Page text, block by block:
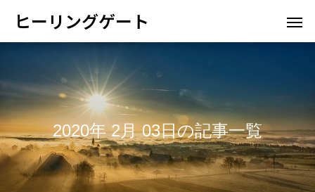
ヒーリングゲート
2020年 2月 03日の記事一覧